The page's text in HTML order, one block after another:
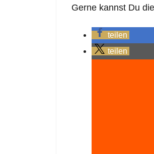
Gerne kannst Du
teilen
teilen